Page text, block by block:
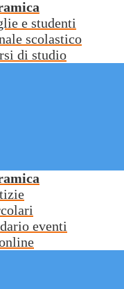
e studenti
scolastico
di studio
eventi